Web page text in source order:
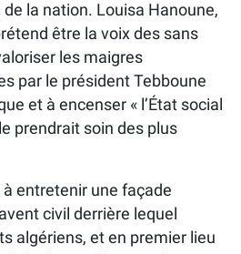
la nation. Louisa Hanoune,
être la voix des sans
les maigres
par le président Tebboune
et à encenser « l’État social
prendrait soin des plus
entretenir une façade
civil derrière lequel
algériens, et en premier lieu